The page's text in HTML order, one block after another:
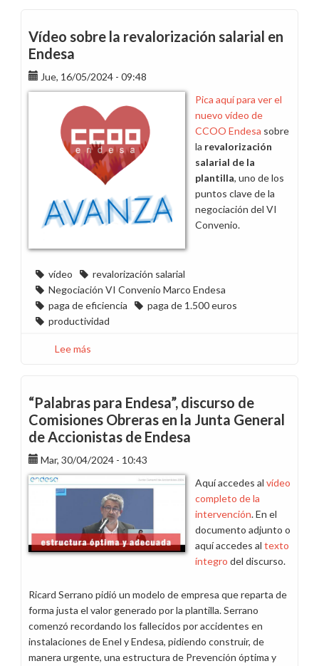
VI
justo”
Vídeo sobre la revalorización salarial en
Endesa
Jue, 16/05/2024 - 09:48
Pica aquí para ver el
nuevo vídeo de
CCOO Endesa sobre
la revalorización
salarial de la
plantilla, uno de los
puntos clave de la
negociación del VI
Convenio.
vídeo
revalorización salarial
Negociación VI Convenio Marco Endesa
paga de eficiencia
paga de 1.500 euros
productividad
Lee más
revalorización
salarial
en
Endesa
“Palabras para Endesa”, discurso de
Comisiones Obreras en la Junta General
de Accionistas de Endesa
Mar, 30/04/2024 - 10:43
Aquí accedes al vídeo
completo de la
intervención. En el
documento adjunto o
aquí accedes al texto
íntegro del discurso.
Ricard Serrano pidió un modelo de empresa que reparta de
forma justa el valor generado por la plantilla. Serrano
comenzó recordando los fallecidos por accidentes en
instalaciones de Enel y Endesa, pidiendo construir, de
manera urgente, una estructura de Prevención óptima y